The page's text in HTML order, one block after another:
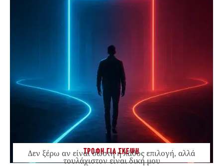
ΤΡΟΦΗ ΓΙΑ ΣΚΕΨΗ
Δεν ξέρω αν είναι σωστή ή λάθος επιλογή, αλλά
τουλάχιστον είναι δική μου